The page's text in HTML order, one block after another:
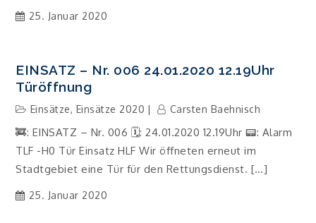
25. Januar 2020
EINSATZ – Nr. 006 24.01.2020 12.19Uhr
Türöffnung
Einsätze, Einsätze 2020 Carsten Baehnisch
🚒: EINSATZ – Nr. 006 🗓: 24.01.2020 12.19Uhr 📟: Alarm
TLF -H0 Tür Einsatz HLF Wir öffneten erneut im
Stadtgebiet eine Tür für den Rettungsdienst. […]
25. Januar 2020